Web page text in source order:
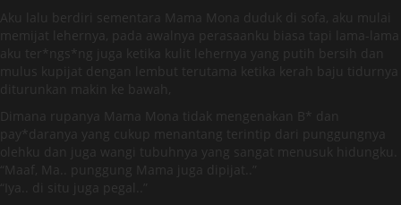
Aku lalu berdiri sementara Mama Mona duduk di sofa, aku mulai
memijat lehernya, pada awalnya perasaanku biasa tapi lama-lama
aku ter*ngs*ng juga ketika kulit lehernya yang putih bersih dan
mulus kupijat dengan lembut terutama ketika kerah baju tidurnya
diturunkan makin ke bawah,
Dimana rupanya Mama Mona tidak mengenakan B* dan
pay*daranya yang cukup menantang terintip dari punggungnya
olehku dan juga wangi tubuhnya yang sangat menusuk hidungku.
“Maaf, Ma.. punggung Mama juga dipijat..”
“Iya.. di situ juga pegal..”